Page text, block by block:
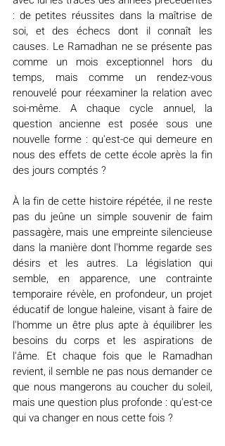
: de petites réussites dans la maîtrise de
soi, et des échecs dont il connaît les
causes. Le Ramadhan ne se présente pas
comme un mois exceptionnel hors du
temps, mais comme un rendez-vous
renouvelé pour réexaminer la relation avec
soi-même. A chaque cycle annuel, la
question ancienne est posée sous une
nouvelle forme : qu'est-ce qui demeure en
nous des effets de cette école après la fin
des jours comptés ?
À la fin de cette histoire répétée, il ne reste
pas du jeûne un simple souvenir de faim
passagère, mais une empreinte silencieuse
dans la manière dont l'homme regarde ses
désirs et les autres. La législation qui
semble, en apparence, une contrainte
temporaire révèle, en profondeur, un projet
éducatif de longue haleine, visant à faire de
l'homme un être plus apte à équilibrer les
besoins du corps et les aspirations de
l'âme. Et chaque fois que le Ramadhan
revient, il semble ne pas nous demander ce
que nous mangerons au coucher du soleil,
mais une question plus profonde : qu'est-ce
qui va changer en nous cette fois ?